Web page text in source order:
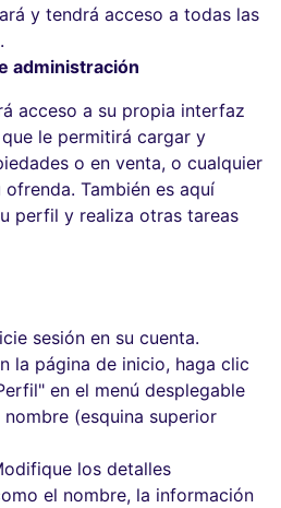
y tendrá acceso a todas las
administración
acceso a su propia interfaz
le permitirá cargar y
o en venta, o cualquier
También es aquí
perfil y realiza otras tareas
sesión en su cuenta.
la página de inicio, haga clic
en el menú desplegable
(esquina superior
los detalles
el nombre, la información